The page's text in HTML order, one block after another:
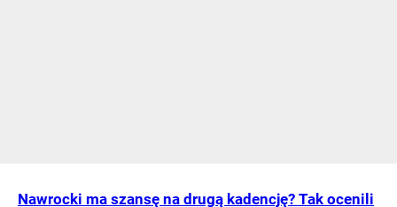
Nawrocki ma szansę na drugą kadencję? Tak ocenili